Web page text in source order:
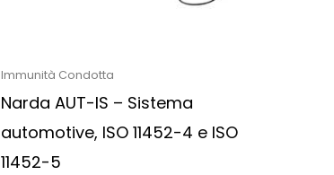
Immunità Condotta
Narda AUT-IS – Sistema
automotive, ISO 11452-4 e ISO
11452-5